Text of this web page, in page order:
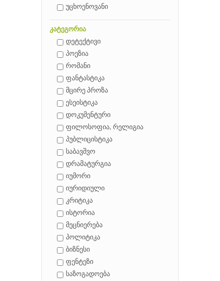
უცხოენოვანი
კატეგორია
დეტექტივი
პოეზია
რომანი
ფანტასტიკა
მცირე პროზა
ესეისტიკა
დოკუმენტური
ფილოსოფია, რელიგია
პუბლიცისტიკა
საბავშვო
დრამატურგია
იუმორი
იურიდიული
კრიტიკა
ისტორია
მეცნიერება
პოლიტიკა
ბიზნესი
ფენტეზი
საზოგადოება